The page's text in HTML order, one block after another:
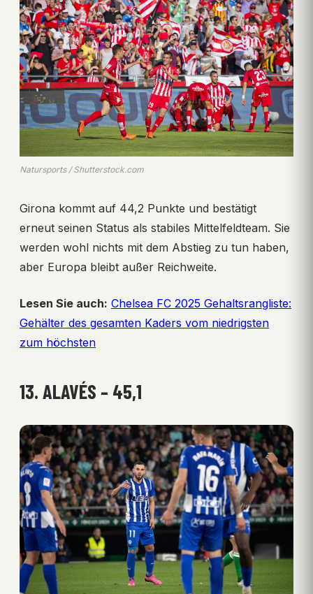
Natursports / Shutterstock.com
Girona kommt auf 44,2 Punkte und bestätigt
erneut seinen Status als stabiles Mittelfeldteam. Sie
werden wohl nichts mit dem Abstieg zu tun haben,
aber Europa bleibt außer Reichweite.
Lesen Sie auch: Chelsea FC 2025 Gehaltsrangliste:
Gehälter des gesamten Kaders vom niedrigsten
zum höchsten
13. ALAVÉS – 45,1